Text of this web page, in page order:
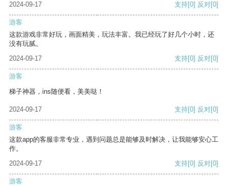
2024-09-17 支持[0] 反对[0]
游客
这款游戏非常好玩，画面精美，玩法丰富。我已经玩了好几个小时，还
没有玩腻。
2024-09-17
支持[0] 反对[0]
游客
梯子神器，ins随便看，美美哒！
2024-09-17 支持[0] 反对[0]
游客
这款app的客服非常专业，遇到问题总是能够及时解决，让我能够安心工
作。
2024-09-17
支持[0] 反对[0]
游客